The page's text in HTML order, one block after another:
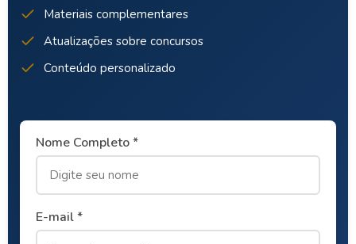
Materiais complementares
Atualizações sobre concursos
Conteúdo personalizado
Nome Completo *
E-mail *